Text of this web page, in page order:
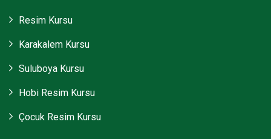
Resim Kursu
Karakalem Kursu
Suluboya Kursu
Hobi Resim Kursu
Çocuk Resim Kursu